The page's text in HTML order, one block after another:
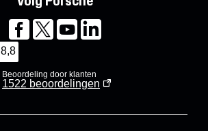
8,8
Beoordeling door klanten
1522 beoordelingen